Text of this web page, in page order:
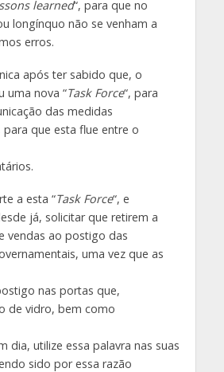
learned“, para que no
longínquo não se venham a
erros.
após ter sabido que, o
uma nova “Task Force“, para
das medidas
que esta flue entre o
a esta “Task Force“, e
já, solicitar que retirem a
vendas ao postigo das
uma vez que as
nas portas que,
de vidro, bem como
dia, utilize essa palavra nas suas
sido por essa razão